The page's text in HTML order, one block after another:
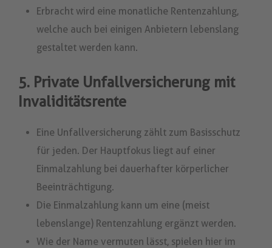
Erbracht wird eine monatliche Rentenzahlung,
welche auch bei einigen Anbietern lebenslang
gestaltet werden kann.
5. Private Unfallversicherung mit
Invaliditätsrente
Eine Unfallversicherung zählt zum Basisschutz
für jeden. Der Hauptfokus liegt auf einer
Einmalzahlung bei dauerhafter körperlicher
Beeinträchtigung.
Die Einmalzahlung kann um eine (meist
lebenslange) Rentenzahlung ergänzt werden.
Wie der Name vermuten lässt, spielen hier im